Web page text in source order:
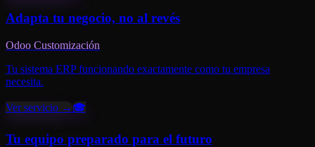
Adapta tu negocio, no al revés
Odoo Customización
Tu sistema ERP funcionando exactamente como tu empresa
necesita.
Ver servicio → 🎓
Tu equipo preparado para el futuro